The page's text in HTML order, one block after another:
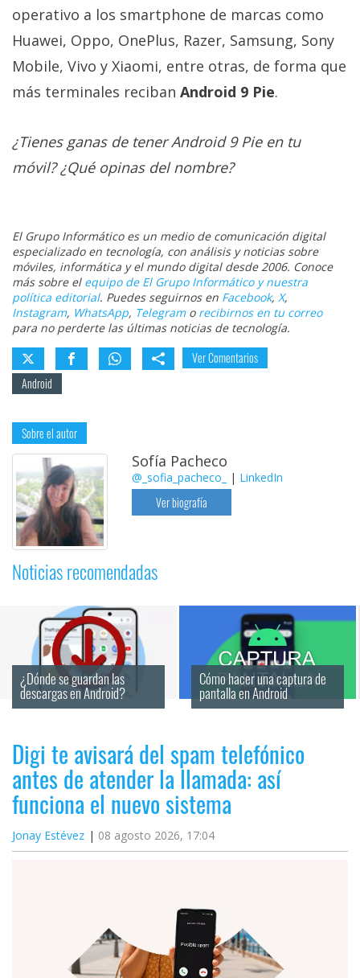
operativo a los smartphone de marcas como
Huawei, Oppo, OnePlus, Razer, Samsung, Sony
Mobile, Vivo y Xiaomi, entre otras, de forma que
más terminales reciban Android 9 Pie.
¿Tienes ganas de tener Android 9 Pie en tu
móvil? ¿Qué opinas del nombre?
El Grupo Informático es un medio de comunicación digital
especializado en tecnología, con análisis y noticias sobre
móviles, informática y el mundo digital desde 2006. Conoce
más sobre el equipo de El Grupo Informático y nuestra
política editorial. Puedes seguirnos en Facebook, X,
Instagram, WhatsApp, Telegramo recibirnos en tu correo
para no perderte las últimas noticias de tecnología.
Ver Comentarios
Android
Sobre el autor
Sofía Pacheco
@_sofia_pacheco_ | LinkedIn
Ver biografía
Noticias recomendadas
¿Dónde se guardan las
descargas en Android?
Cómo hacer una captura de
pantalla en Android
Digi te avisará del spam telefónico
antes de atender la llamada: así
funciona el nuevo sistema
Jonay Estévez 08 agosto 2026, 17:04